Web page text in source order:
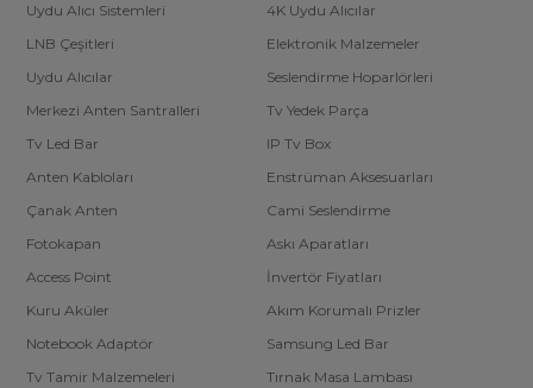
Uydu Alıcı Sistemleri
4K Uydu Alıcılar
LNB Çeşitleri
Elektronik Malzemeler
Uydu Alıcılar
Seslendirme Hoparlörleri
Merkezi Anten Santralleri
Tv Yedek Parça
Tv Led Bar
IP Tv Box
Anten Kabloları
Enstrüman Aksesuarları
Çanak Anten
Cami Seslendirme
Fotokapan
Askı Aparatları
Access Point
İnvertör Fiyatları
Kuru Aküler
Akım Korumalı Prizler
Notebook Adaptör
Samsung Led Bar
Tv Tamir Malzemeleri
Tırnak Masa Lambası